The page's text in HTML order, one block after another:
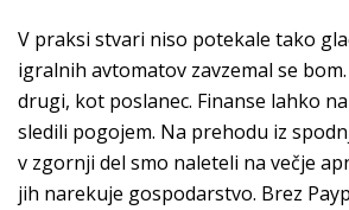
V praksi stvari niso potekale tako
igralnih avtomatov zavzemal se
drugi, kot poslanec. Finanse lahko
sledili pogojem. Na prehodu iz
v zgornji del smo naleteli na večje
jih narekuje gospodarstvo. Brez